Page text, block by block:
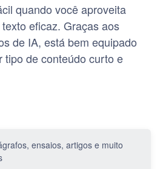
quando você aproveita
eficaz. Graças aos
de IA, está bem equipado
tipo de conteúdo curto e
ensaios, artigos e muito